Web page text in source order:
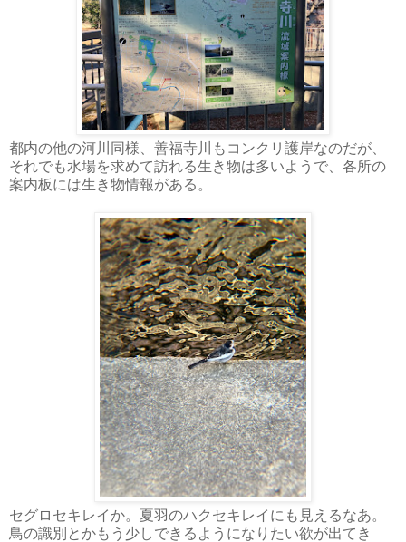
都内の他の河川同様、善福寺川もコンクリ護岸なのだが、
それでも水場を求めて訪れる生き物は多いようで、各所の
案内板には生き物情報がある。
セグロセキレイか。夏羽のハクセキレイにも見えるなあ。
鳥の識別とかもう少しできるようになりたい欲が出てき